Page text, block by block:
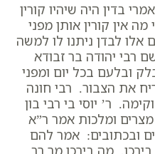
בדין היה שיהיו קורין
אין קורין אותן מפני
אלו לבדן ניתנו לו למשה
רבי יהודה בר זבודא
ובלעם בכל יום ומפני
את הצבור. רבי חונה
ר’ יוסי בי רבי בון
ומלכות אמר ר”א
ובכתובים: אמר להם
מה בירכו מר רב